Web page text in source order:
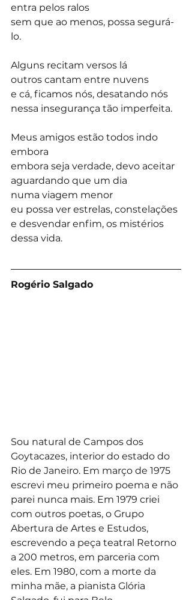
entra pelos ralos
sem que ao menos, possa segurá-
lo.
Alguns recitam versos lá
outros cantam entre nuvens
e cá, ficamos nós, desatando nós
nessa insegurança tão imperfeita.
Meus amigos estão todos indo
embora
embora seja verdade, devo aceitar
aguardando que um dia
numa viagem menor
eu possa ver estrelas, constelações
e desvendar enfim, os mistérios
dessa vida.
Rogério Salgado
Sou natural de Campos dos
Goytacazes, interior do estado do
Rio de Janeiro. Em março de 1975
escrevi meu primeiro poema e não
parei nunca mais. Em 1979 criei
com outros poetas, o Grupo
Abertura de Artes e Estudos,
escrevendo a peça teatral Retorno
a 200 metros, em parceria com
eles. Em 1980, com a morte da
minha mãe, a pianista Glória